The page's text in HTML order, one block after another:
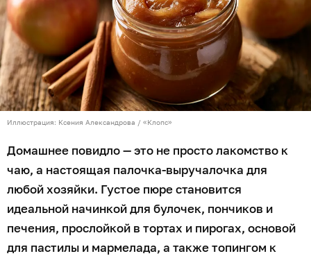
Иллюстрация: Ксения Александрова / «Клопс»
Домашнее повидло — это не просто лакомство к
чаю, а настоящая палочка-выручалочка для
любой хозяйки. Густое пюре становится
идеальной начинкой для булочек, пончиков и
печения, прослойкой в тортах и пирогах, основой
для пастилы и мармелада, а также топингом к